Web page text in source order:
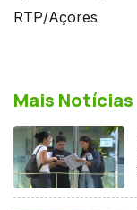
RTP/Açores
Mais Notícias